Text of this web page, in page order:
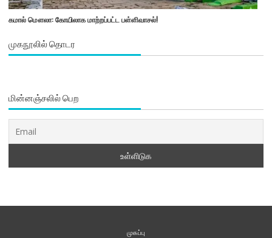
கமால் மௌலா: கோயிலாக மாற்றப்பட்ட பள்ளிவாசல்!
முகநூலில் தொடர
மின்னஞ்சலில் பெற
முகப்பு